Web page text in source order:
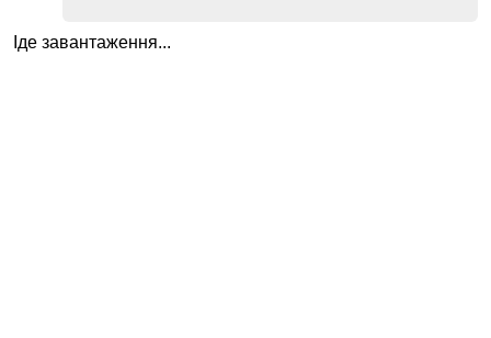
Іде завантаження...